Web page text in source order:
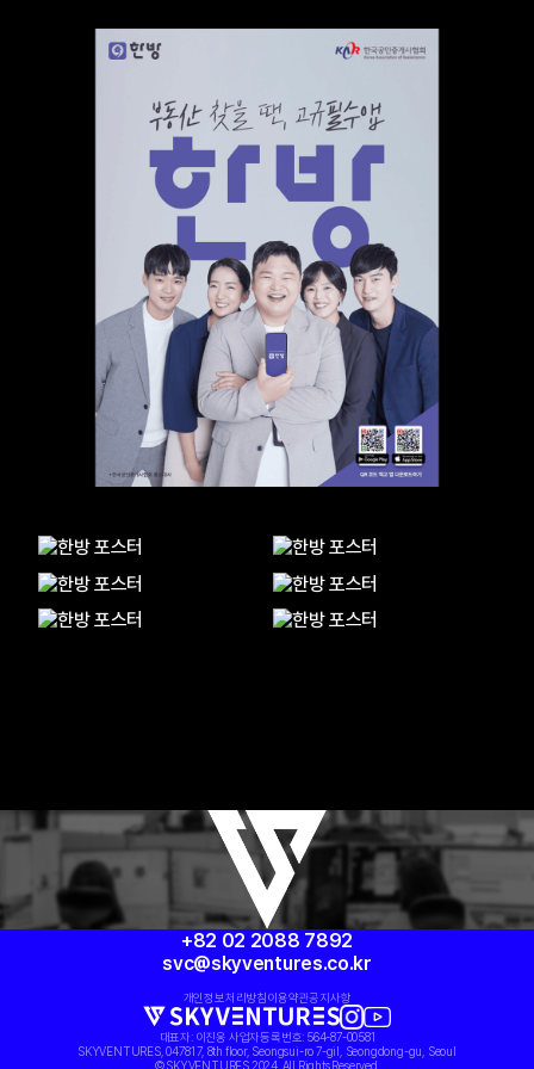
+82 02 2088 7892
svc@skyventures.co.kr
개인정보처리방침이용약관공지사항
대표자: 이진웅 사업자등록번호: 564-87-00581
SKYVENTURES, 04781 7, 8th floor, Seongsui-ro 7-gil, Seongdong-gu, Seoul
© SKYVENTURES 2024. All Rights Reserved.